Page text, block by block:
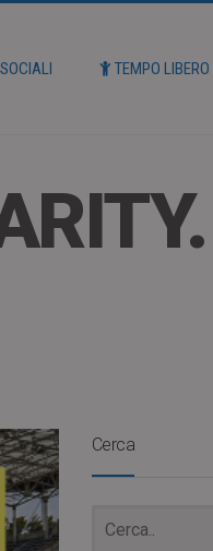
TEMPO LIBERO
Cerca